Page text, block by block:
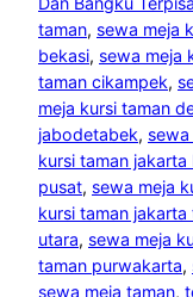
taman, sewa meja
bekasi, sewa meja
taman cikampek,
meja kursi taman
jabodetabek, sewa
kursi taman jakarta
pusat, sewa meja
kursi taman jakarta
utara, sewa meja
taman purwakarta,
sewa meja taman,